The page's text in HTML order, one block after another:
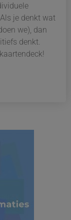
je denkt wat
we), dan
denkt.